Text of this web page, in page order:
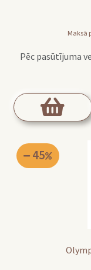
Maksā
Pēc pasūtījuma
45